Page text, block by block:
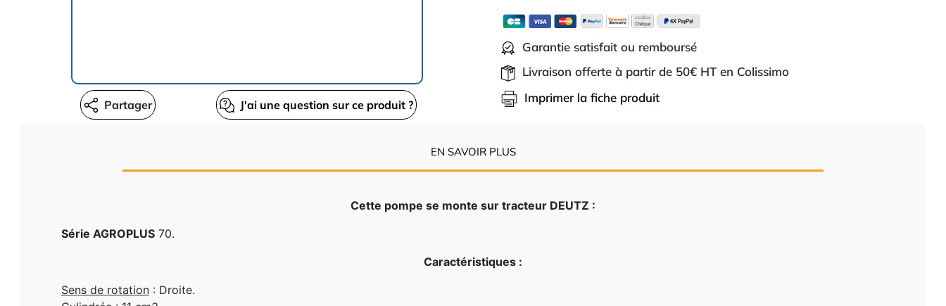
J'ai une question sur ce produit ?
Partager
Garantie satisfait ou remboursé
Livraison offerte à partir de 50€ HT en Colissimo
Imprimer la fiche produit
EN SAVOIR PLUS
Cette pompe se monte sur tracteur DEUTZ :
Série AGROPLUS 70.
Caractéristiques :
Sens de rotation : Droite.